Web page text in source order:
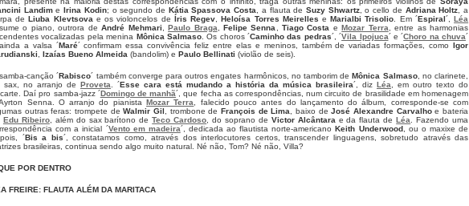
LandimeIrina Kodin; o segundo de Kátia Spassova Costa , a flauta deSuzy Shwartz, o cello de Adriana Holtz , a
deLiuba Klevtsova e os violoncelos de Íris Regev ,Heloísa Torres Meirelles eMarialbi Trisolio . Em ´Espiral´,Léa
o piano, outrora deAndré Mehmari ,Paulo Braga ,Felipe Senna Tiago Costa eMozar Terra , entre as harmonias
vocalizadas pela menina Mônica Salmaso. Os choros ´Caminho das pedras´, ´Vila Ipojuca´ e ´Choro na chuva´
a valsa ´Maré´ confirmam essa convivência feliz entre elas e meninos, também de variadas formações, comoIgor
Izaías Bueno Almeida (bandolim) e Paulo Bellinati (violão de seis).
canção ´Rabisco´ também converge para outros engates harmônicos, no tamborim deMônica Salmaso, no clarinete,
sax, no arranjo de Proveta . ´Esse cara está mudando a história da música brasileira´, diz Léa , em outro texto do
Daí pro samba-jazz ´Domingo de manhã´, que fecha as correspondências, num circuito de brasilidade em homenagem
Senna. O arranjo do pianistaMozar Terra
, falecido pouco antes do lançamento do álbum, corresponde-se com
outras feras: trompete deWalmir Gil , trombone deFrançois de Lima , baixo deJosé Alexandre Carvalhoe bateria
Edu Ribeiro, além do sax barítono deTeco Cardoso , do soprano de Victor Alcântara e da flauta deLéa
. Fazendo uma
com a inicial ´Vento em madeira´, dedicada ao flautista norte-americanoKeith Underwood, ou o maxixe de
´Bis a bis´, constatamos como, através dos interlocutores certos, transcender linguagens, sobretudo através das
brasileiras, continua sendo algo muito natural. Né não, Tom? Né não, Villa?
POR DENTRO
FREIRE: FLAUTA ALÉM DA MARITACA